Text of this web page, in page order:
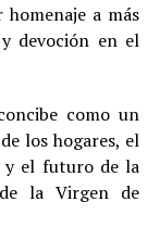
a más
devoción en el
como un
los hogares, el
y el futuro de la
la Virgen de